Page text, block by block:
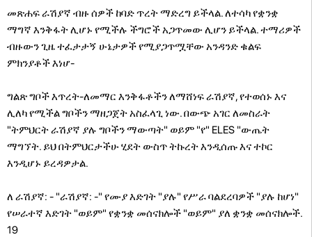
መጽሐፍ ራሽያኛ ብዙ ሰዎች ከባድ ጥረት ማድረግ ይችላል. ለተሳካ የቋንቋ
ማግኛ እንቅፋት ሊሆኑ የሚችሉ ችግሮች አጋጥመው ሊሆን ይችላል. ተማሪዎች
ብዙውን ጊዜ ተፈታታኝ ሁኔታዎች የሚያጋጥሟቸው አንዳንድ ቁልፍ
ምክንያቶች እነሆ-
ግልጽ ግቦች እጥረት-ለመማር እንቅፋቶችን ለማሸነፍ ራሽያኛ, የተወሰኑ እና
ሊለካ የሚችል ግቦችን ማዘጋጀት አስፈላጊ ነው. በውጭ አገር ለመስራት
"ትምህርት ራሽያኛ ያሉ ግቦችን ማውጣት" ወይም "የ" ELES "ውጤት
ማግኘት. ይህ በትምህርታችሁ ሂደት ውስጥ ትኩረት እንዲሰጡ እና ተኮር
እንዲሆኑ ይረዳዎታል.
ለ ራሽያኛ: - "ራሽያኛ: -" የሙያ እድገት "ያሉ" የሥራ ባልደረባዎች "ያሉ ከሆነ"
የሠራተኛ እድገት "ወይም" የቋንቋ መሰናክሎች "ወይም" ያለ ቋንቋ መሰናክሎች.
19